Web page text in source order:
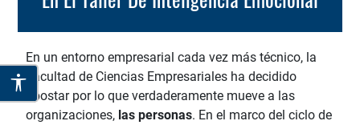
En un entorno empresarial cada vez más técnico, la
Facultad de Ciencias Empresariales ha decidido
apostar por lo que verdaderamente mueve a las
organizaciones, las personas. En el marco del ciclo de